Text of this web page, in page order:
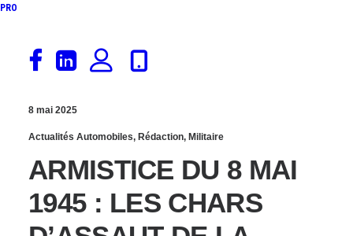
PRO
8 mai 2025
Actualités Automobiles, Rédaction, Militaire
ARMISTICE DU 8 MAI
1945 : LES CHARS